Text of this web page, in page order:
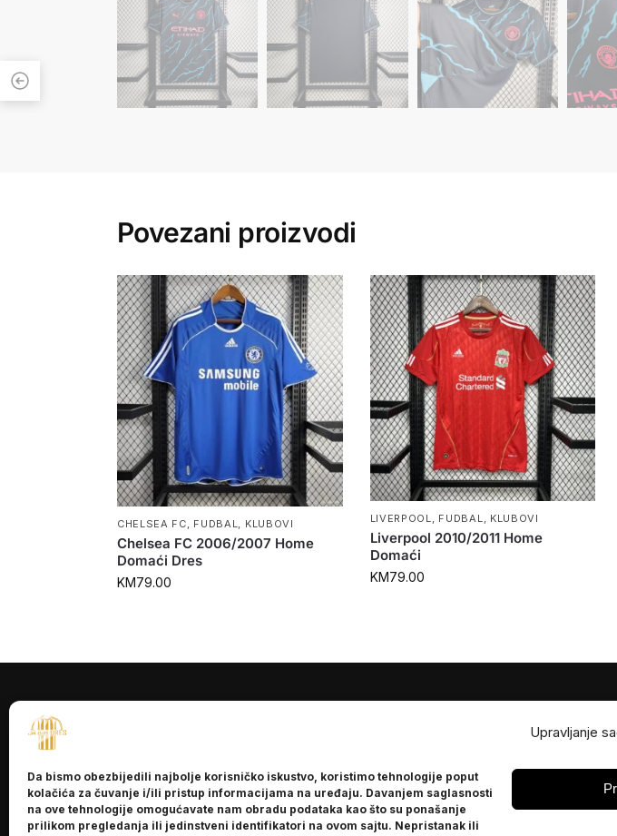
Upravljanje
Da bismo obezbijedili najbolje korisničko iskustvo, koristimo tehnologije poput
kolačića za čuvanje i/ili pristup informacijama na uređaju. Davanjem saglasnosti
na ove tehnologije omogućavate nam obradu podataka kao što su ponašanje
prilikom pregledanja ili jedinstveni identifikatori na ovom sajtu. Nepristanak ili
Povezani proizvodi
CHELSEA FC FUDBAL KLUBOVI
Chelsea FC 2006/2007 Home
Domaći Dres
KM79.00
LIVERPOOL FUDBAL KLUBOVI
Liverpool 2010/2011 Home
Domaći
KM79.00
Kontakt